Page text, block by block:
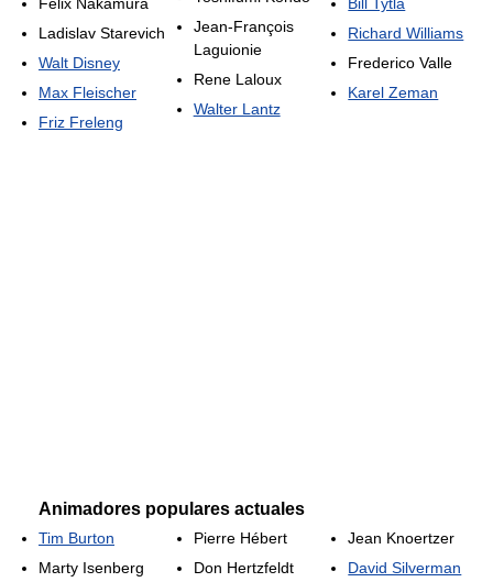
Ladislav Starevich
Walt Disney
Max Fleischer
Friz Freleng
Jean-François
Laguionie
Rene Laloux
Walter Lantz
Richard Williams
Frederico Valle
Karel Zeman
Animadores populares actuales
Tim Burton
Marty Isenberg
Pierre Hébert
Don Hertzfeldt
Jean Knoertzer
David Silverman